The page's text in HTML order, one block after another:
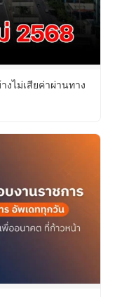
ไม่เสียค่าผ่านทาง